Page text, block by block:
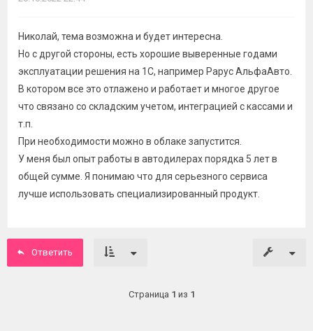
Николай, тема возможна и будет интересна.
Но с другой стороны, есть хорошие выверенные годами
эксплуатации решения на 1С, например Рарус АльфаАвто.
В котором все это отлажено и работает и многое другое
что связано со складским учетом, интеграцией с кассами и
т.п.
При необходимости можно в облаке запустится.
У меня был опыт работы в автодилерах порядка 5 лет в
общей сумме. Я понимаю что для серьезного сервиса
лучше использовать специализированный продукт.
Ответить
Страница 1 из 1